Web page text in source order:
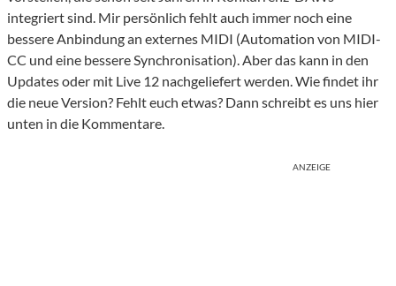
integriert sind. Mir persönlich fehlt auch immer noch eine
bessere Anbindung an externes MIDI (Automation von MIDI-
CC und eine bessere Synchronisation). Aber das kann in den
Updates oder mit Live 12 nachgeliefert werden. Wie findet ihr
die neue Version? Fehlt euch etwas? Dann schreibt es uns hier
unten in die Kommentare.
ANZEIGE